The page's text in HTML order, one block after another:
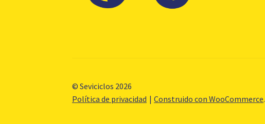
© Seviciclos 2026
Política de privacidad
Construido con WooCommerce.